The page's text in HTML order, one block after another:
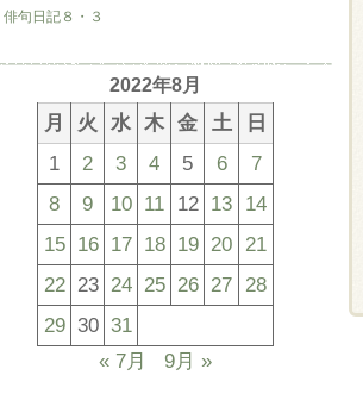
俳句日記８・３
2022年8月
月 火 水 木 金 土
日
1
2 3 4 5 6
7
8
9 10 11 12 13 14
15 16 17 18 19 20 21
22 23 24 25 26 27 28
29 30 31
« 7月
9月 »